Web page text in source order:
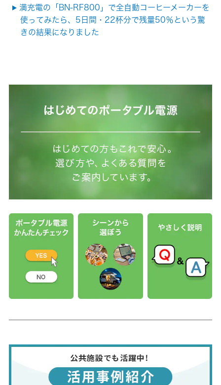
満充電の「BN-RF800」で全自動コーヒーメーカーを
使ってみたら、5日間・22杯分で残量50％という驚
きの結果になりました